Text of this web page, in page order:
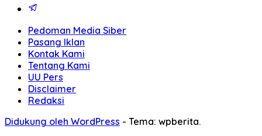
Pedoman Media Siber
Pasang Iklan
Kontak Kami
Tentang Kami
UU Pers
Disclaimer
Redaksi
Didukung oleh WordPress - Tema: wpberita.